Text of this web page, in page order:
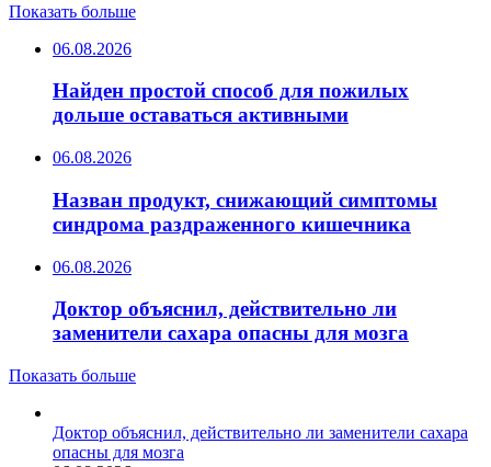
Показать больше
06.08.2026
Найден простой способ для пожилых
дольше оставаться активными
06.08.2026
Назван продукт, снижающий симптомы
синдрома раздраженного кишечника
06.08.2026
Доктор объяснил, действительно ли
заменители сахара опасны для мозга
Показать больше
Доктор объяснил, действительно ли заменители сахара
опасны для мозга